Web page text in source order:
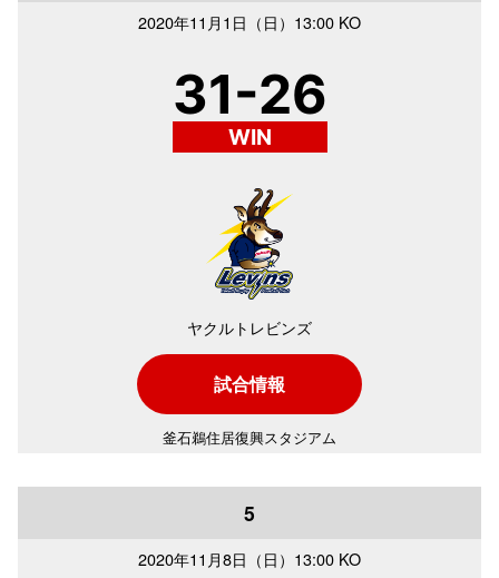
2020年11月1日（日） 13:00 KO
31-26
WIN
ヤクルトレビンズ
試合情報
釜石鵜住居復興スタジアム
5
2020年11月8日（日） 13:00 KO